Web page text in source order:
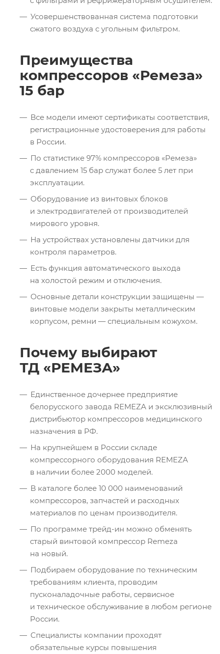
Усовершенствованная система подготовки
сжатого воздуха с угольным фильтром.
Преимущества
компрессоров «Ремеза»
15 бар
Все модели имеют сертификаты соответствия,
регистрационные удостоверения для работы
в России.
По статистике 97% компрессоров «Ремеза»
с давлением 15 бар служат более 5 лет при
эксплуатации.
Оборудование из винтовых блоков
и электродвигателей от производителей
мирового уровня.
На устройствах установлены датчики для
контроля параметров.
Есть функция автоматического выхода
на холостой режим и отключения.
Основные детали конструкции защищены —
винтовые модели закрыты металлическим
корпусом, ремни — специальным кожухом.
Почему выбирают
ТД «РЕМЕЗА»
Единственное дочернее предприятие
белорусского завода REMEZA и эксклюзивный
дистрибьютор компрессоров медицинского
назначения в РФ.
На крупнейшем в России складе
компрессорного оборудования REMEZA
в наличии более 2000 моделей.
В каталоге более 10 000 наименований
компрессоров, запчастей и расходных
материалов по ценам производителя.
По программе трейд-ин можно обменять
старый винтовой компрессор Remeza
на новый.
Подбираем оборудование по техническим
требованиям клиента, проводим
пусконаладочные работы, сервисное
и техническое обслуживание в любом регионе
России.
Специалисты компании проходят
обязательные курсы повышения